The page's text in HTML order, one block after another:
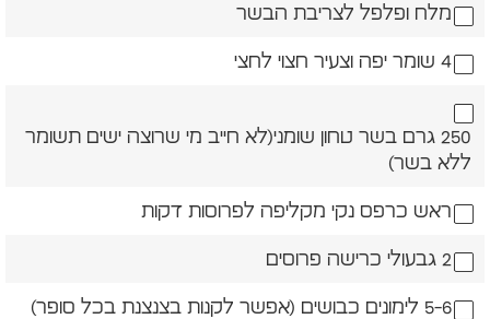
מלח ופלפל לצריבת הבשר
4 שומר יפה וצעיר חצוי לחצי
250 גרם בשר טחון שומני(לא חייב מי שרוצה ישים תשומר
ללא בשר)
ראש כרפס נקי מקליפה לפרוסות דקות
2 גבעולי כרישה פרוסים
5-6 לימונים כבושים (אפשר לקנות בצנצנת בכל סופר)